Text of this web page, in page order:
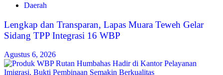
Daerah
Lengkap dan Transparan, Lapas Muara Teweh Gelar
Sidang TPP Integrasi 16 WBP
Agustus 6, 2026